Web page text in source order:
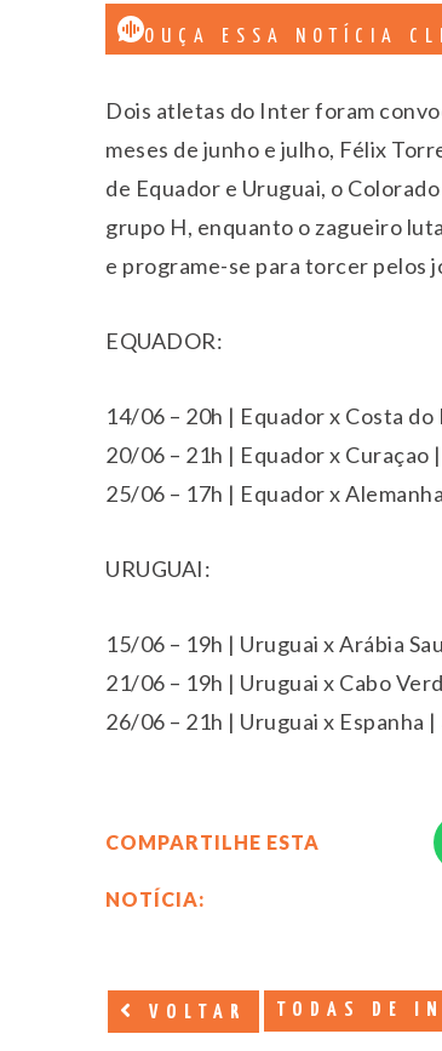
OUÇA ESSA NOTÍCIA
Dois atletas do Inter foram
meses de junho e julho, Félix
de Equador e Uruguai, o
grupo H, enquanto o zagueiro
e programe-se para torcer pelos
EQUADOR:
14/06 – 20h | Equador x Costa
20/06 – 21h | Equador x Curaçao
25/06 – 17h | Equador x
URUGUAI:
15/06 – 19h | Uruguai x Arábia
21/06 – 19h | Uruguai x Cabo
26/06 – 21h | Uruguai x Espanha
COMPARTILHE ESTA
NOTÍCIA:
VOLTAR TODAS DE